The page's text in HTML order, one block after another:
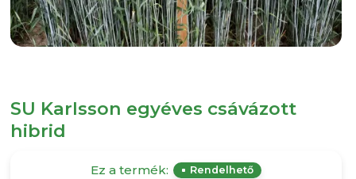
SU Karlsson egyéves csávázott
hibrid
Ez a termék: Rendelhető